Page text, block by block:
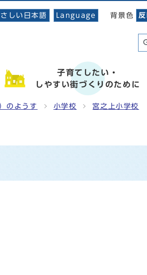
しい日本語 Language 背景色
子育てしたい・
しやすい街づくりのために
のようす 小学校 宮之上小学校